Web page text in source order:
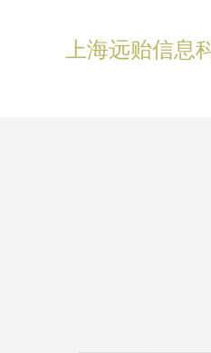
上海远贻信息